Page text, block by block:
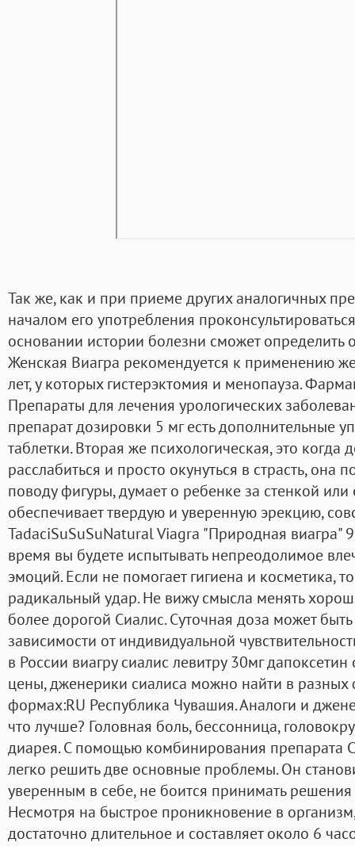
Так же, как и при приеме других аналогичных
началом его употребления
основании истории болезни сможет определить
Женская Виагра рекомендуется к применению
лет, у которых гистерэктомия и менопауза.
Препараты для лечения урологических
препарат дозировки 5 мг есть дополнительные
таблетки. Вторая же психологическая, это когда
расслабиться и просто окунуться в страсть, она
поводу фигуры, думает о ребенке за стенкой
обеспечивает твердую и уверенную эрекцию,
TadaciSuSuSuNatural Viagra "Природная виагра"
время вы будете испытывать непреодолимое
эмоций. Если не помогает гигиена и косметика,
радикальный удар. Не вижу смысла менять
более дорогой Сиалис. Суточная доза может
зависимости от индивидуальной
в России виагру сиалис левитру 30мг
цены, дженерики сиалиса можно найти в разных
формах:RU Республика Чувашия. Аналоги и
что лучше? Головная боль, бессонница,
диарея. С помощью комбинирования препарата
легко решить две основные проблемы. Он
уверенным в себе, не боится принимать решения
Несмотря на быстрое проникновение в
достаточно длительное и составляет около 6